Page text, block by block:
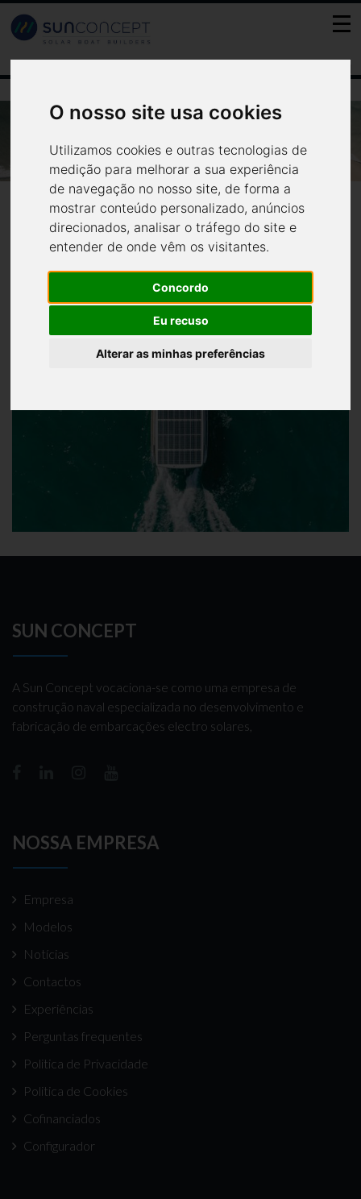
O nosso site usa cookies
Utilizamos cookies e outras tecnologias de
medição para melhorar a sua experiência
de navegação no nosso site, de forma a
mostrar conteúdo personalizado, anúncios
direcionados, analisar o tráfego do site e
entender de onde vêm os visitantes.
Concordo
Eu recuso
Alterar as minhas preferências
VISÃO
Visão
A Sun Concept tem como visão promover a utilização de
energias renováveis no sector da Náutica, criando soluções
tecnológicas integradas, com o intuito de desenvolver
embarcações não poluentes, energeticamente eficientes e
independentes, acreditando-se que o respeito pelos limites
ecológicos do ecossistema terrestre é condição base, não
negociável, para o desenvolvimento sócio económico.
SUN CONCEPT
A Sun Concept vocaciona-se como uma empresa de
construção naval especializada no desenvolvimento e
fabricação de embarcações electro solares,
NOSSA EMPRESA
Empresa
Modelos
Notícias
Contactos
Experiências
Perguntas frequentes
Politica de Privacidade
Politica de Cookies
Cofinanciados
Configurador